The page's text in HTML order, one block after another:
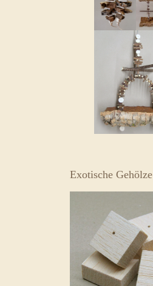
Exotische Gehölze